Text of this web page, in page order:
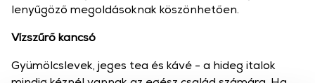
lenyűgöző megoldásoknak köszönhetően.
Vízszűrő kancsó
Gyümölcslevek, jeges tea és kávé - a hideg italok